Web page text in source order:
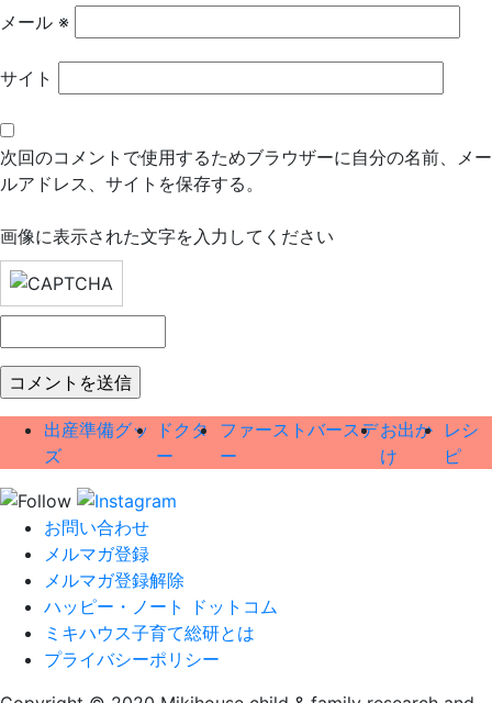
メール ※
サイト
次回のコメントで使用するためブラウザーに自分の名前、メー
ルアドレス、サイトを保存する。
画像に表示された文字を入力してください
出産準備グッ
ズ
ドクタ
ー
ファーストバースデ
ー
お出か
け
レシ
ピ
お問い合わせ
メルマガ登録
メルマガ登録解除
ハッピー・ノート ドットコム
ミキハウス子育て総研とは
プライバシーポリシー